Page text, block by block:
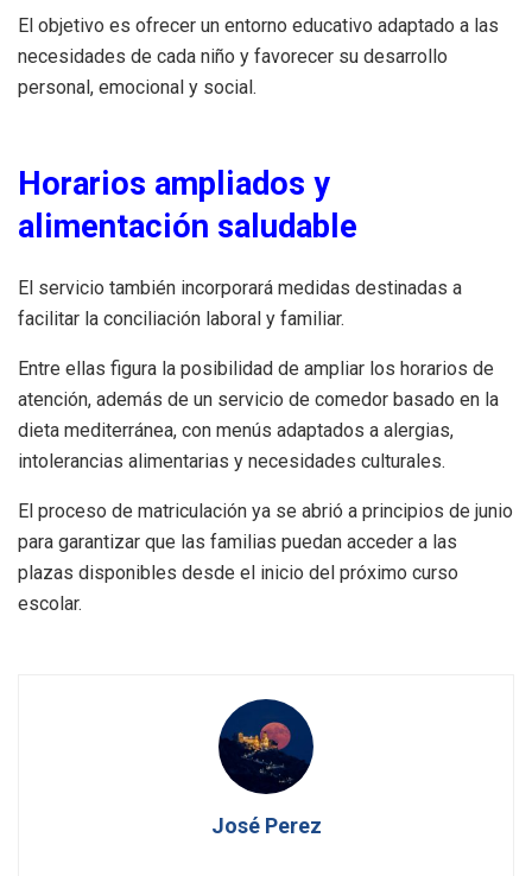
El objetivo es ofrecer un entorno educativo adaptado a las
necesidades de cada niño y favorecer su desarrollo
personal, emocional y social.
Horarios ampliados y
alimentación saludable
El servicio también incorporará medidas destinadas a
facilitar la conciliación laboral y familiar.
Entre ellas figura la posibilidad de ampliar los horarios de
atención, además de un servicio de comedor basado en la
dieta mediterránea, con menús adaptados a alergias,
intolerancias alimentarias y necesidades culturales.
El proceso de matriculación ya se abrió a principios de junio
para garantizar que las familias puedan acceder a las
plazas disponibles desde el inicio del próximo curso
escolar.
José Perez